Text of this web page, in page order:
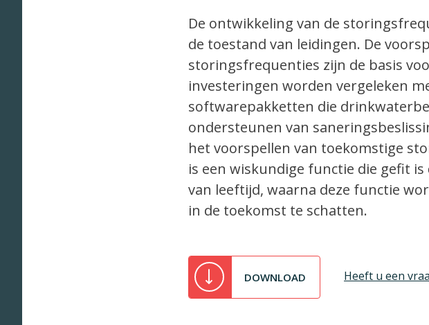
De ontwikkeling van de
de toestand van leidingen. De
storingsfrequenties zijn de basis
investeringen worden vergeleken
softwarepakketten die
ondersteunen van
het voorspellen van toekomstige
is een wiskundige functie die gefit
van leeftijd, waarna deze functie
in de toekomst te schatten.
DOWNLOAD Heeft u een